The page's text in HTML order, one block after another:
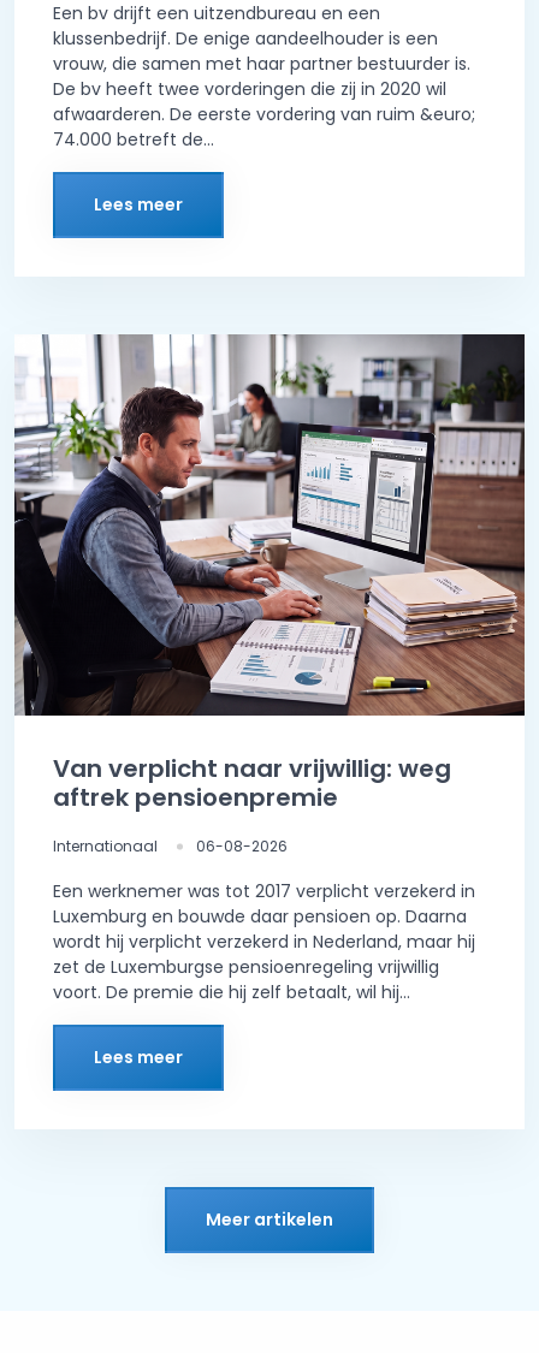
Een bv drijft een uitzendbureau en een
klussenbedrijf. De enige aandeelhouder is een
vrouw, die samen met haar partner bestuurder is.
De bv heeft twee vorderingen die zij in 2020 wil
afwaarderen. De eerste vordering van ruim &euro;
74.000 betreft de...
Lees meer
Van verplicht naar vrijwillig: weg
aftrek pensioenpremie
Internationaal 06-08-2026
Een werknemer was tot 2017 verplicht verzekerd in
Luxemburg en bouwde daar pensioen op. Daarna
wordt hij verplicht verzekerd in Nederland, maar hij
zet de Luxemburgse pensioenregeling vrijwillig
voort. De premie die hij zelf betaalt, wil hij...
Lees meer
Meer artikelen